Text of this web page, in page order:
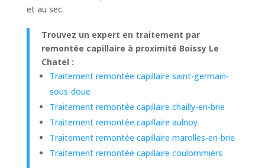
et au sec.
Trouvez un expert en traitement par
remontée capillaire à proximité Boissy Le
Chatel :
Traitement remontée capillaire saint-germain-
sous-doue
Traitement remontée capillaire chailly-en-brie
Traitement remontée capillaire aulnoy
Traitement remontée capillaire marolles-en-brie
Traitement remontée capillaire coulommiers